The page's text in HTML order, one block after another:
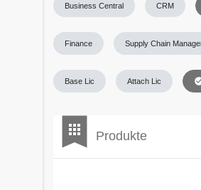
Business Central CRM
Finance Supply Chain
Base Lic Attach Lic
bookmark
apps Produkte